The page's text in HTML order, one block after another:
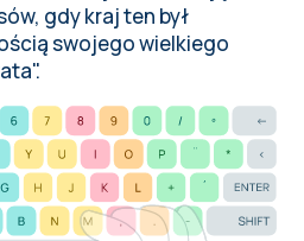
gdy kraj ten był
swojego wielkiego